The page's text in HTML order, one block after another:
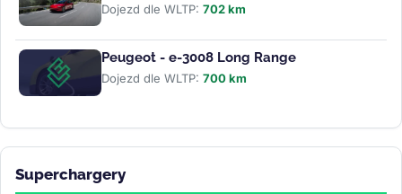
Dojezd dle WLTP: 702 km
Peugeot - e-3008 Long Range
Dojezd dle WLTP: 700 km
Superchargery